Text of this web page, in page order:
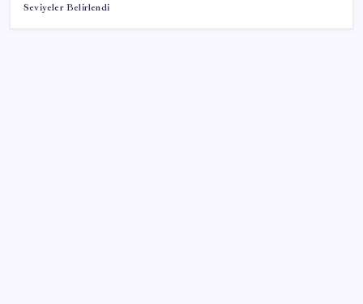
Seviyeler Belirlendi